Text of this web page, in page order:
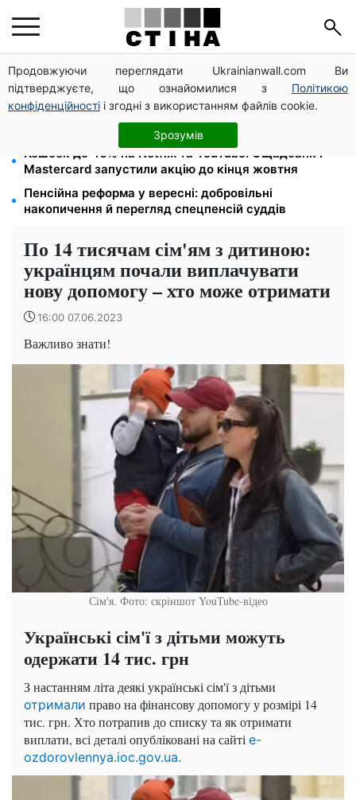
Продовжуючи переглядати Ukrainianwall.com Ви
підтверджуєте, що ознайомилися з Політикою
конфіденційності і згодні з використанням файлів cookie.
Зрозумів
Міст Метро частково перекриють 7-10 серпня:
водіям Києва радять планувати об'їзд
113 млрд грн заборгували українці за комуналку:
830 тисяч проваджень у реєстрі боржників
Кешбек до 40% на Netflix та YouTube: Ощадбанк і
Mastercard запустили акцію до кінця жовтня
Пенсійна реформа у вересні: добровільні
накопичення й перегляд спецпенсій суддів
По 14 тисячам сім'ям з дитиною:
українцям почали виплачувати
нову допомогу – хто може отримати
16:00 07.06.2023
Важливо знати!
Сім'я. Фото: скріншот YouTube-відео
Українські сім'ї з дітьми можуть
одержати 14 тис. грн
З настанням літа деякі українські сім'ї з дітьми
отримали право на фінансову допомогу у розмірі 14
тис. грн. Хто потрапив до списку та як отримати
виплати, всі деталі опубліковані на сайті e-
ozdorovlennya.ioc.gov.ua.